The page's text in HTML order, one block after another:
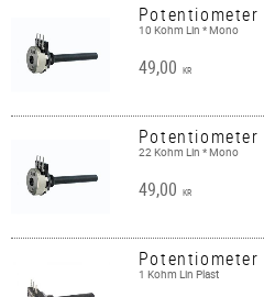
Potentiometer
10 Kohm Lin * Mono
49,00 KR
Potentiometer
22 Kohm Lin * Mono
49,00 KR
1 Kohm Lin Plast